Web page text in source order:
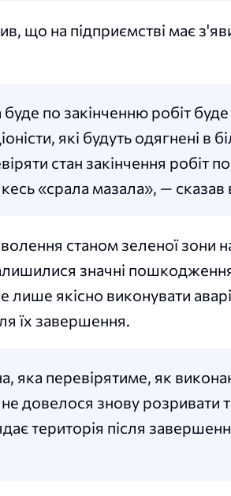
що на підприємстві має
по закінченню робіт
які будуть одягнені в
стан закінчення робіт
«срала мазала», — сказав
станом зеленої зони
значні
лише якісно виконувати
їх завершення.
яка перевірятиме, як
довелося знову розривати
територія після